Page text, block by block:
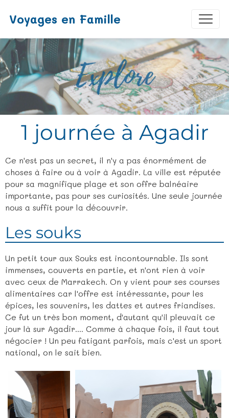
Voyages en Famille
1 journée à Agadir
Ce n'est pas un secret, il n'y a pas énormément de
choses à faire ou à voir à Agadir. La ville est réputée
pour sa magnifique plage et son offre balnéaire
importante, pas pour ses curiosités. Une seule journée
nous a suffit pour la découvrir.
Les souks
Un petit tour aux Souks est incontournable. Ils sont
immenses, couverts en partie, et n'ont rien à voir
avec ceux de Marrakech. On y vient pour ses courses
alimentaires car l'offre est intéressante, pour les
épices, les souvenirs, les dattes et autres friandises.
Ce fut un très bon moment, d'autant qu'il pleuvait ce
jour là sur Agadir.... Comme à chaque fois, il faut tout
négocier ! Un peu fatigant parfois, mais c'est un sport
national, on le sait bien.